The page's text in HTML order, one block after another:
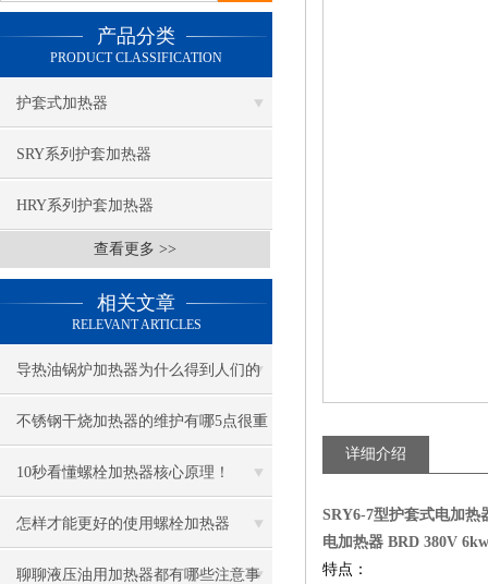
产品分类
PRODUCT CLASSIFICATION
护套式加热器
SRY系列护套加热器
HRY系列护套加热器
查看更多 >>
相关文章
RELEVANT ARTICLES
导热油锅炉加热器为什么得到人们的
青睐
不锈钢干烧加热器的维护有哪5点很重
要
10秒看懂螺栓加热器核心原理！
怎样才能更好的使用螺栓加热器
聊聊液压油用加热器都有哪些注意事
详细介绍
SRY6-7型护套式电加热
电加热器 BRD 380V 6kw
特点：